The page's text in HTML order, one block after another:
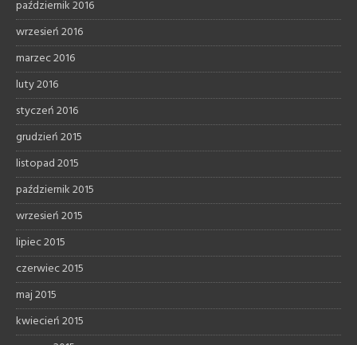
październik 2016
wrzesień 2016
marzec 2016
luty 2016
styczeń 2016
grudzień 2015
listopad 2015
październik 2015
wrzesień 2015
lipiec 2015
czerwiec 2015
maj 2015
kwiecień 2015